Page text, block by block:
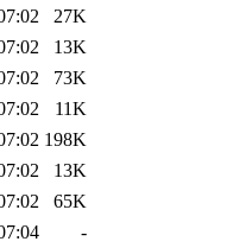
27K
13K
73K
11K
198K
13K
65K
-